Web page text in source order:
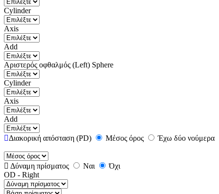
Cylinder
Axis
Add
Αριστερός οφθαλμός (Left) Sphere
Cylinder
Axis
Add
Διακορική απόσταση (PD) Μέσος όρος Έχω δύο νούμερα
Δύναμη πρίσματος Ναι
Όχι
OD - Right